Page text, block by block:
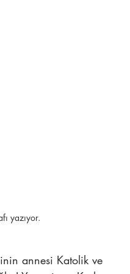
yazıyor.
annesi Katolik ve